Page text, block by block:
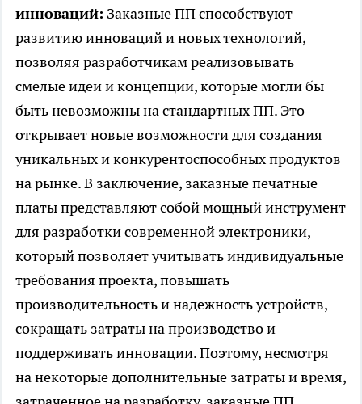
инноваций: Заказные ПП способствуют
развитию инноваций и новых технологий,
позволяя разработчикам реализовывать
смелые идеи и концепции, которые могли бы
быть невозможны на стандартных ПП. Это
открывает новые возможности для создания
уникальных и конкурентоспособных продуктов
на рынке. В заключение, заказные печатные
платы представляют собой мощный инструмент
для разработки современной электроники,
который позволяет учитывать индивидуальные
требования проекта, повышать
производительность и надежность устройств,
сокращать затраты на производство и
поддерживать инновации. Поэтому, несмотря
на некоторые дополнительные затраты и время,